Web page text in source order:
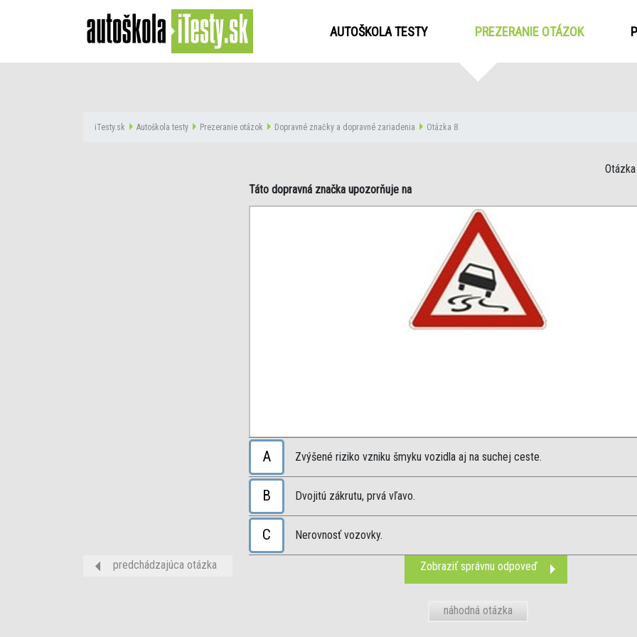
AUTOŠKOLA TESTY PREZERANIE OTÁZOK
iTesty.sk Autoškola testy Prezeranie otázok Dopravné značky a dopravné zariadenia Otázka 8
Táto dopravná značka upozorňuje na
A Zvýšené riziko vzniku šmyku vozidla aj na suchej ceste.
B Dvojitú zákrutu, prvá vľavo.
C Nerovnosť vozovky.
Zobraziť správnu odpoveď
predchádzajúca otázka
náhodná otázka